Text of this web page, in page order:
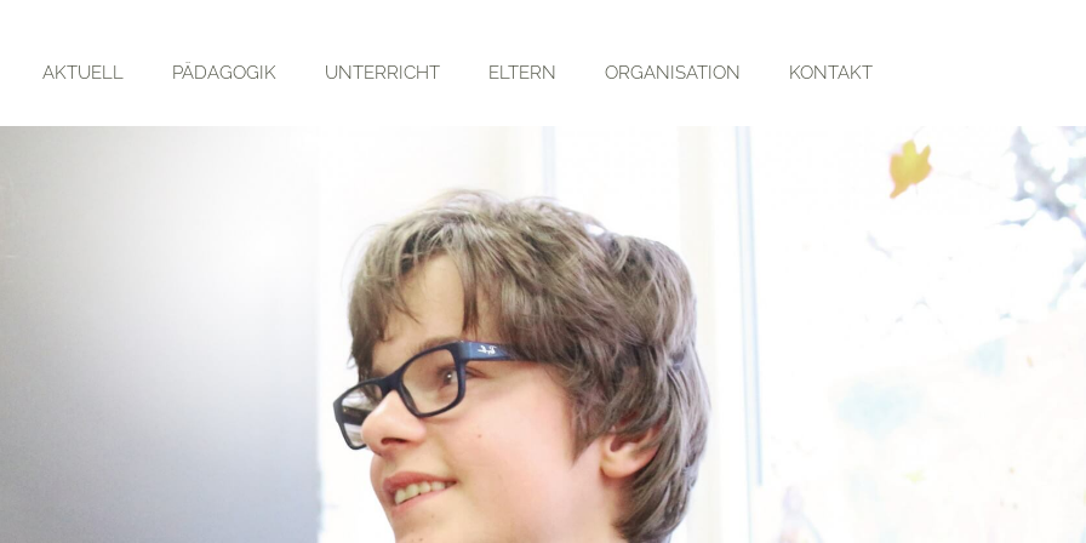
AKTUELL PÄDAGOGIK UNTERRICHT ELTERN ORGANISATION KONTAKT